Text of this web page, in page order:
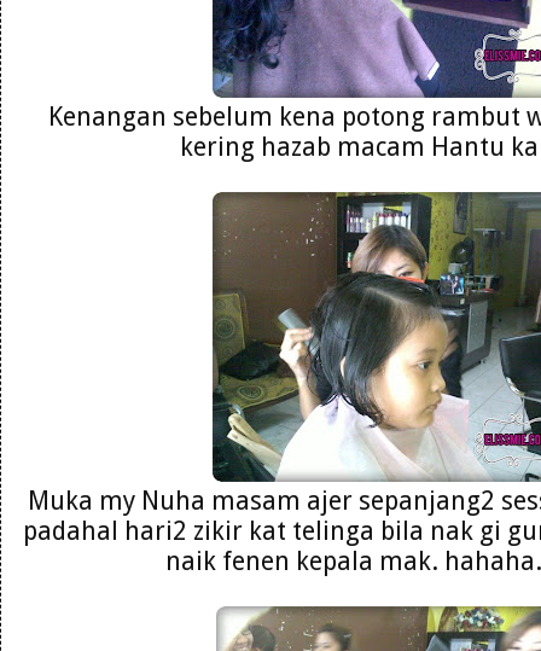
Kenangan sebelum kena potong rambut
kering hazab macam Hantu
Muka my Nuha masam ajer sepanjang2
padahal hari2 zikir kat telinga bila nak gi
naik fenen kepala mak.